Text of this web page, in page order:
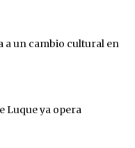
a un cambio cultural en
Luque ya opera